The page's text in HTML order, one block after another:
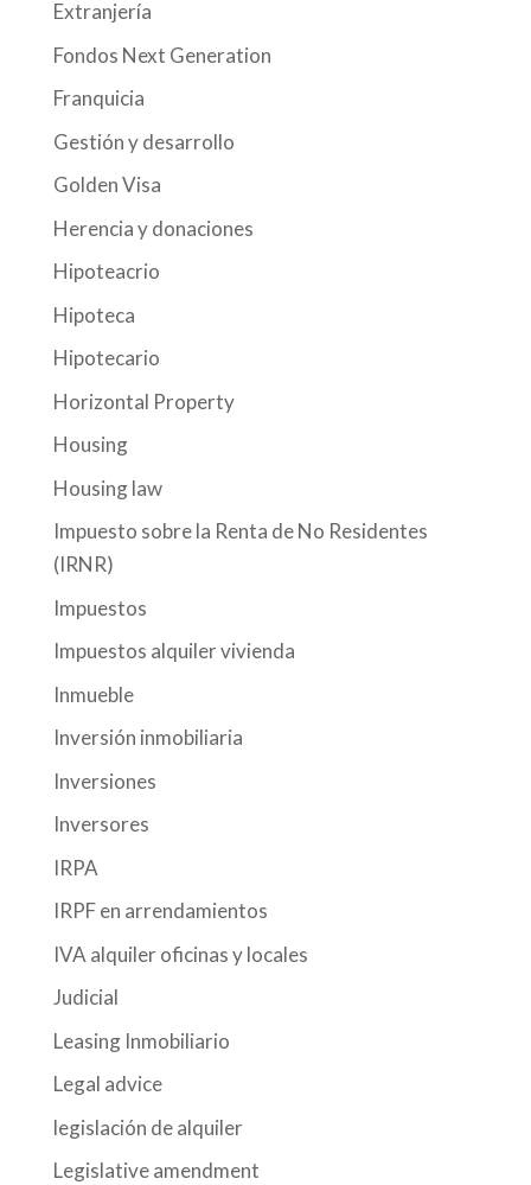
Extranjería
Fondos Next Generation
Franquicia
Gestión y desarrollo
Golden Visa
Herencia y donaciones
Hipoteacrio
Hipoteca
Hipotecario
Horizontal Property
Housing
Housing law
Impuesto sobre la Renta de No Residentes
(IRNR)
Impuestos
Impuestos alquiler vivienda
Inmueble
Inversión inmobiliaria
Inversiones
Inversores
IRPA
IRPF en arrendamientos
IVA alquiler oficinas y locales
Judicial
Leasing Inmobiliario
Legal advice
legislación de alquiler
Legislative amendment